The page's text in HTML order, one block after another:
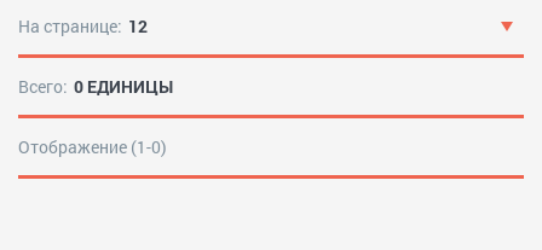
На странице: 12
Всего: 0 ЕДИНИЦЫ
Отображение (1-0)